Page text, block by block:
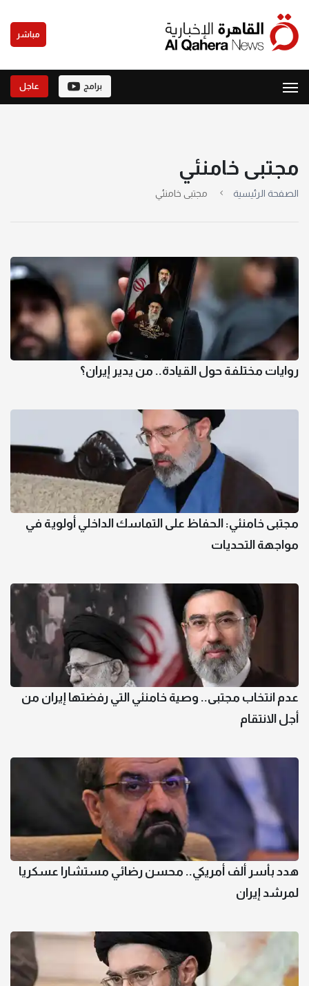
مباشر
برامج عاجل
مجتبى خامنئي
الصفحة الرئيسية مجتبى خامنئي
روايات مختلفة حول القيادة.. من يدير إيران؟
مجتبى خامنئي: الحفاظ على التماسك الداخلي أولوية في
مواجهة التحديات
عدم انتخاب مجتبى.. وصية خامنئي التي رفضتها إيران من
أجل الانتقام
هدد بأسر ألف أمريكي.. محسن رضائي مستشارا عسكريا
لمرشد إيران